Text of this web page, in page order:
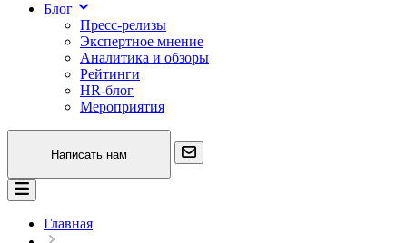
Блог
Пресс-релизы
Экспертное мнение
Аналитика и обзоры
Рейтинги
HR-блог
Мероприятия
Написать нам
Главная